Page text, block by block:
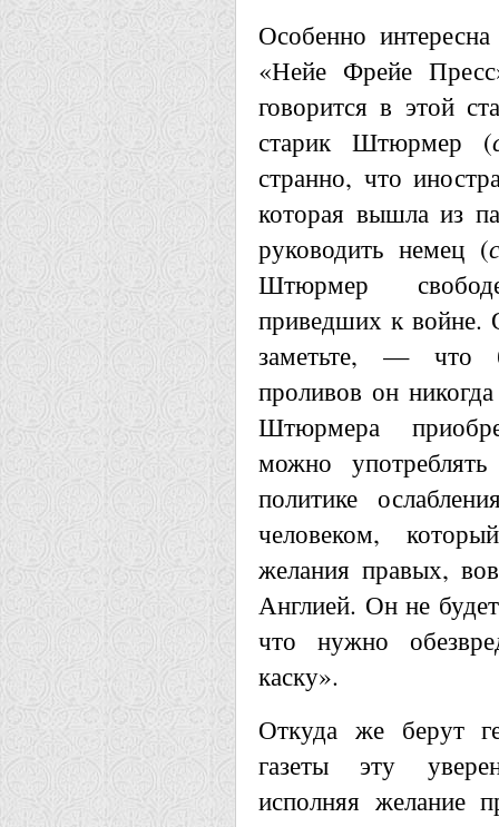
Особенно
«Нейе Фрейе
говорится в этой
старик Штюрмер (
странно, что
которая вышла из
руководить немец (
Штюрмер
приведших к
заметьте, — что
проливов он
Штюрмера
можно
политике
человеком,
желания правых,
Англией. Он не
что нужно
каску».
Откуда же берут
газеты эту
исполняя желание